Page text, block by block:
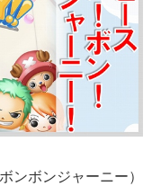
ンボンジャーニー）